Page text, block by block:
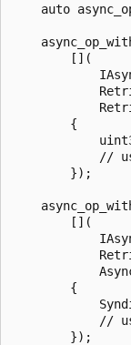
auto
        [](
        {
//
        });
        [](
        {
//
        });